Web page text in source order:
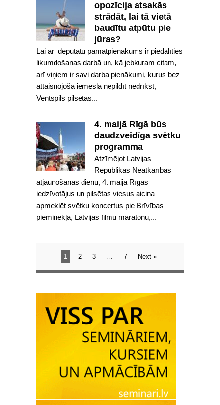
opozīcija atsakās
strādāt, lai tā vietā
baudītu atpūtu pie
jūras?
Lai arī deputātu pamatpienākums ir piedalīties
likumdošanas darbā un, kā jebkuram citam,
arī viņiem ir savi darba pienākumi, kurus bez
attaisnojoša iemesla nepildīt nedrīkst,
Ventspils pilsētas...
4. maijā Rīgā būs
daudzveidīga svētku
programma
Atzīmējot Latvijas
Republikas Neatkarības
atjaunošanas dienu, 4. maijā Rīgas
iedzīvotājus un pilsētas viesus aicina
apmeklēt svētku koncertus pie Brīvības
pieminekļa, Latvijas filmu maratonu,...
1 2 3 … 7 Next »